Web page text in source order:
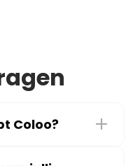
Coloo?